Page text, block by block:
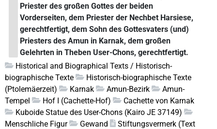
Priester des großen Gottes der beiden
Vorderseiten, dem Priester der Nechbet Harsiese,
gerechtfertigt, dem Sohn des Gottesvaters (und)
Priesters des Amun in Karnak, dem großen
Gelehrten in Theben User-Chons, gerechtfertigt.
Historical and Biographical Texts / Historisch-
biographische Texte
Historisch-biographische Texte
(Ptolemäerzeit)
Karnak Amun-Bezirk
Amun-
Tempel
Hof I (Cachette-Hof)
Cachette von Karnak
Kuboide Statue des User-Chons (Kairo JE 37149)
Menschliche Figur
Gewand
Stiftungsvermerk (Text